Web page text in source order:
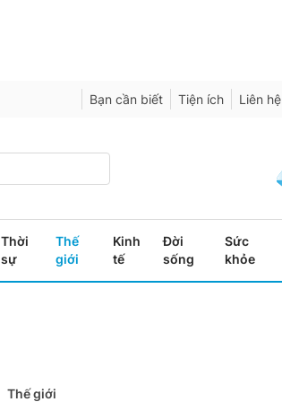
Bạn cần biết Tiện ích Liên hệ
Thời
sự
Thế
giới
Kinh
tế
Đời
sống
Sức
khỏe
Thế giới